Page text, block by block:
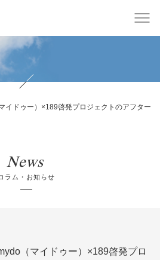
イドゥー）×189啓発プロジェクトのアフター
News
ラム・お知らせ
（マイドゥー）×189啓発プロ